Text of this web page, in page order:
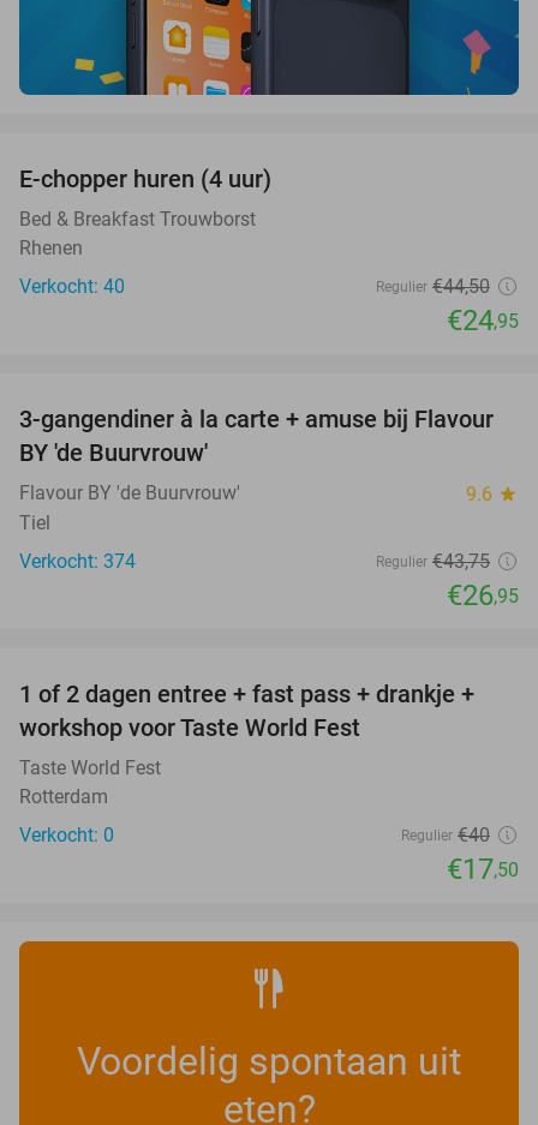
E-chopper huren (4 uur)
Bed & Breakfast Trouwborst
Rhenen
Verkocht: 40
Regulier €44,50
€24,95
38%
3-gangendiner à la carte + amuse bij Flavour
BY 'de Buurvrouw'
Flavour BY 'de Buurvrouw' 9.6 star
Tiel
Verkocht: 374
Regulier €43,75
€26,95
56%
TODAY
1 of 2 dagen entree + fast pass + drankje +
workshop voor Taste World Fest
Taste World Fest
Rotterdam
Verkocht: 0
Regulier €40
€17,50
Voordelig spontaan uit
eten?